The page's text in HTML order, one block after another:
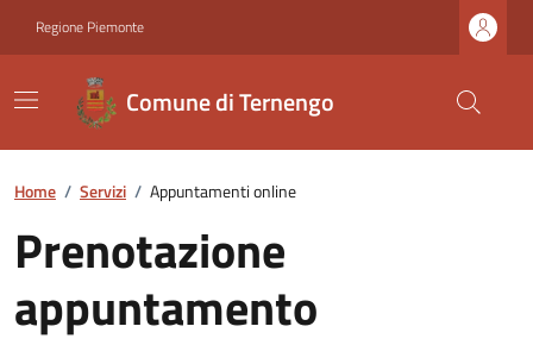
Regione Piemonte
Comune di Ternengo
Home / Servizi / Appuntamenti online
Prenotazione
appuntamento